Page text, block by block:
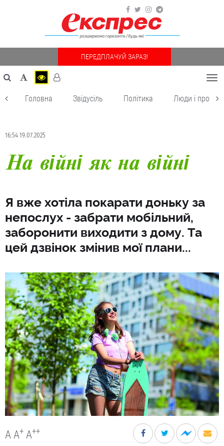
ПЕРЕДПЛАЧУЙ ЗАРАЗ!
Головна Звідусіль Політика Люди і
16:54 19.07.2025
На війні як на війні
Я вже хотіла покарати доньку за
непослух - забрати мобільний,
заборонити виходити з дому. Та
цей дзвінок змінив мої плани...
A A+ A++